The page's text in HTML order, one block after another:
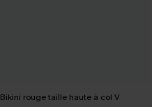
Bikini rouge taille haute à col V